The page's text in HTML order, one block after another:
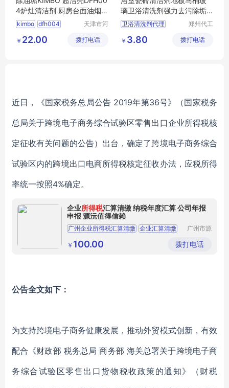
4炉灶清洁剂 厨房台面油烟机
清洗剂
kimbo dfh004
天津市河
清洁用品
￥ 22.00 拨打电话
璃卫浴清洗剂强力去污除垢
代理
卫浴清洗剂代理
卫浴清洗剂招商
郑州代工
技有限公
￥ 3.80 拨打电话
近日，《国家税务总局公告 2019年第36号》（国家税务
总局关于跨境电子商务综合试验区零售出口企业所得税核
定征收有关问题的公告）出台，确定了跨境电子商务综合
试验区内的跨境出口电商所得税核定征收办法，应税所得
率统一按照4%确定。
企业所得税汇算清缴 纳税年度汇算 公司年报
申报 源沅值得信赖
广州企业所得税汇算清缴 企业汇算清缴
广州汇算清缴
公司年报申报
广州市源
理有限公
司
￥ 100.00 拨打电话
公告全文如下：
为支持跨境电子商务健康发展，推动外贸模式创新，有效
配合《财政部 税务总局 商务部 海关总署关于跨境电子商
务综合试验区零售出口货物税收政策的通知》（财税